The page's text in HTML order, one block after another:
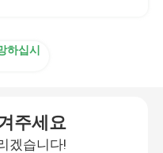
하십시
주세요
겠습니다!